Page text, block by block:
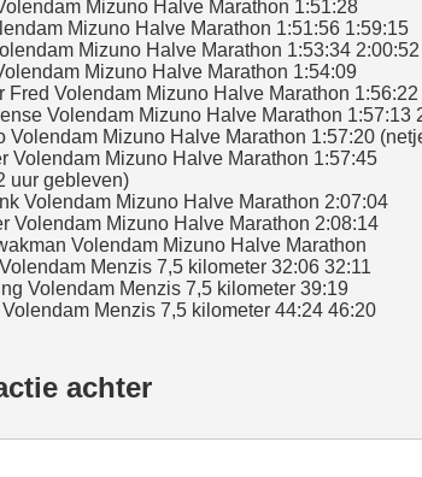
Mizuno Halve Marathon 1:51:28
Mizuno Halve Marathon 1:51:56 1:59:15
Mizuno Halve Marathon 1:53:34 2:00:52
Mizuno Halve Marathon 1:54:09
Fred Volendam Mizuno Halve Marathon 1:56:22
Volendam Mizuno Halve Marathon 1:57:13
Volendam Mizuno Halve Marathon 1:57:20
Volendam Mizuno Halve Marathon 1:57:45
uur gebleven)
Volendam Mizuno Halve Marathon 2:07:04
Volendam Mizuno Halve Marathon 2:08:14
Volendam Mizuno Halve Marathon
Menzis 7,5 kilometer 32:06 32:11
Volendam Menzis 7,5 kilometer 39:19
Menzis 7,5 kilometer 44:24 46:20
achter